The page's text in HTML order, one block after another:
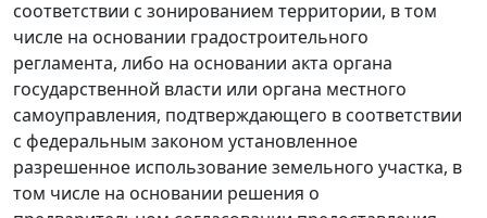
соответствии с зонированием территории, в том
числе на основании градостроительного
регламента, либо на основании акта органа
государственной власти или органа местного
самоуправления, подтверждающего в соответствии
с федеральным законом установленное
разрешенное использование земельного участка, в
том числе на основании решения о